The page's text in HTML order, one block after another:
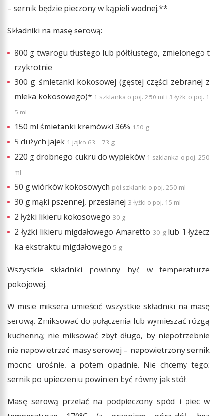
– sernik będzie pieczony w kąpieli wodnej.**
Składniki na masę serową:
800 g twarogu tłustego lub półtłustego, zmielonego t
rzykrotnie
300 g śmietanki kokosowej (gęstej części zebranej z
mleka kokosowego)* 1 szklanka o poj. 250 ml i 3 łyżki o poj. 1
5 ml
150 ml śmietanki kremówki 36% 150 g
5 dużych jajek 1 jajko 63 – 73 g
220 g drobnego cukru do wypieków 1 szklanka o poj. 250
ml
50 g wiórków kokosowych pół szklanki o poj. 250 ml
30 g mąki pszennej, przesianej 3 łyżki o poj. 15 ml
2 łyżki likieru kokosowego 30 g
2 łyżki likieru migdałowego Amaretto 30 g lub 1 łyżecz
ka ekstraktu migdałowego 5 g
Wszystkie składniki powinny być w temperaturze
pokojowej.
W misie miksera umieścić wszystkie składniki na masę
serową. Zmiksować do połączenia lub wymieszać rózgą
kuchenną; nie miksować zbyt długo, by niepotrzebnie
nie napowietrzać masy serowej – napowietrzony sernik
mocno urośnie, a potem opadnie. Nie chcemy tego;
sernik po upieczeniu powinien być równy jak stół.
Masę serową przelać na podpieczony spód i piec w